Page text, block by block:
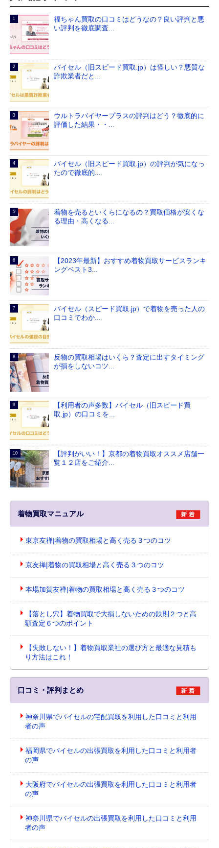
福ちゃん買取の口コミはどうなの？良い評判と悪
い評判を徹底調査...
バイセル（旧スピード買取.jp）は怪しい？悪質な
詐欺業者だと...
ウルトラバイヤープラスの評判はどう？徹底的に
評価した結果・・...
バイセル（旧スピード買取.jp）の評判が気になっ
たので徹底的...
着物を売るといくらになるの？買取価格が安くな
る理由・高くなる...
【2023年最新】おすすめ着物買取サービスランキ
ングベスト3...
バイセル（スピード買取.jp）で着物を売った人の
口コミでわか...
反物の買取相場はいくら？査定に出すタイミング
が損をしないコツ...
【利用者の声多数】バイセル（旧スピード買
取.jp）の口コミを...
【評判がいい！】京都の着物買取オススメ店舗一
覧１２店をご紹介...
着物買取マニュアル
東京友禅|着物の買取相場と高く売る３つのコツ
京友禅|着物の買取相場と高く売る３つのコツ
本場加賀友禅|着物の買取相場と高く売る３つのコツ
【落とし穴】着物買取で大損しないための鉄則２つと高
額査定６つのポイント
【失敗しない！】着物買取業社の選び方と最適な見積も
り方法はこれ！
口コミ・評判まとめ
神奈川県でバイセルの宅配買取を利用した口コミと利用
者の声
福岡県でバイセルの出張買取を利用した口コミと利用者
の声
大阪府でバイセルの出張買取を利用した口コミと利用者
の声
神奈川県でバイセルの出張買取を利用した口コミと利用
者の声